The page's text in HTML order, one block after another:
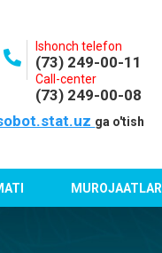
Ishonch telefon
(73) 249-00-11
Call-center
(73) 249-00-08
ga o'tish
MUROJAATLAR